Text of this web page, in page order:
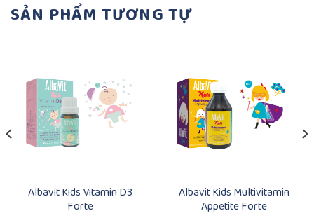
SẢN PHẨM TƯƠNG TỰ
Albavit Kids Vitamin D3
Forte
Albavit Kids Multivitamin
Appetite Forte